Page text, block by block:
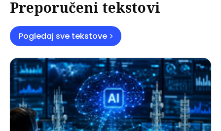
Preporučeni tekstovi
Pogledaj sve tekstove